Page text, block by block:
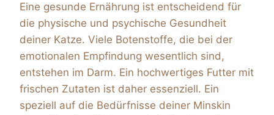
Eine gesunde Ernährung ist entscheidend für
die physische und psychische Gesundheit
deiner Katze. Viele Botenstoffe, die bei der
emotionalen Empfindung wesentlich sind,
entstehen im Darm. Ein hochwertiges Futter mit
frischen Zutaten ist daher essenziell. Ein
speziell auf die Bedürfnisse deiner Minskin